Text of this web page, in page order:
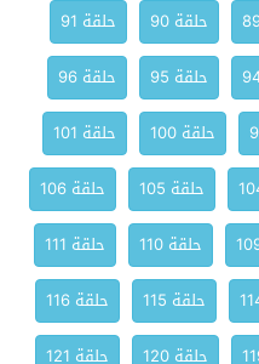
حلقة 90
حلقة 91
حلقة 95
حلقة 96
حلقة 100
حلقة 101
حلقة 105
حلقة 106
حلقة 110
حلقة 111
حلقة 115
حلقة 116
حلقة 120
حلقة 121